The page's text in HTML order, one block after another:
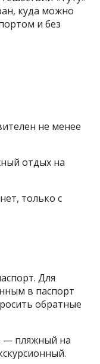
куда можно
и без
не менее
отдых на
только с
Для
в паспорт
обратные
— пляжный на